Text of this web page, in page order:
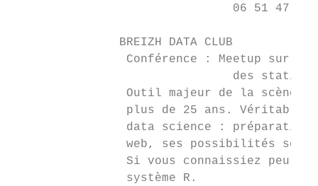
06 51 47 84
               BREIZH DATA CLUB
Conférence : Meetup sur R,
des
Outil majeur de la scène
plus de 25 ans. Véritable
data science :
web, ses possibilités sont
Si vous connaissiez peu
                système R.